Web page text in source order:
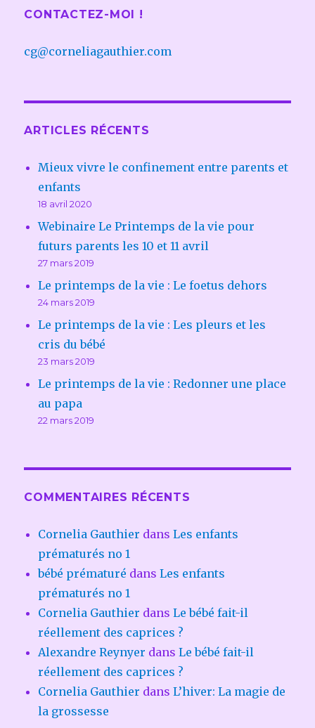
CONTACTEZ-MOI !
cg@corneliagauthier.com
ARTICLES RÉCENTS
Mieux vivre le confinement entre parents et
enfants
18 avril 2020
Webinaire Le Printemps de la vie pour
futurs parents les 10 et 11 avril
27 mars 2019
Le printemps de la vie : Le foetus dehors
24 mars 2019
Le printemps de la vie : Les pleurs et les
cris du bébé
23 mars 2019
Le printemps de la vie : Redonner une place
au papa
22 mars 2019
COMMENTAIRES RÉCENTS
Cornelia Gauthier dansLes enfants
prématurés no 1
bébé prématuré dansLes enfants
prématurés no 1
Cornelia Gauthier dansLe bébé fait-il
réellement des caprices ?
Alexandre Reynyer dansLe bébé fait-il
réellement des caprices ?
Cornelia Gauthier dansL’hiver: La magie de
la grossesse